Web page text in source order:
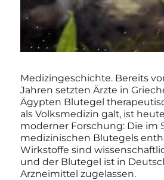
Medizingeschichte. Bereits
Jahren setzten Ärzte in
Ägypten Blutegel
als Volksmedizin galt, ist
moderner Forschung: Die im
medizinischen Blutegels
Wirkstoffe sind
und der Blutegel ist in
Arzneimittel zugelassen.